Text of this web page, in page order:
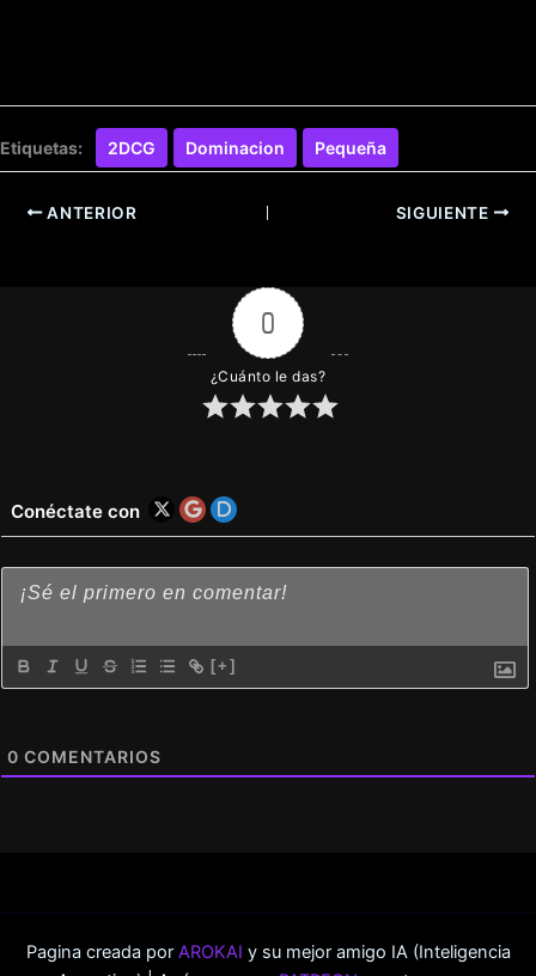
Etiquetas: 2DCG Dominacion Pequeña
ANTERIOR SIGUIENTE
0
¿Cuánto le das?
Conéctate con
[+]
0 COMENTARIOS
Pagina creada por AROKAI y su mejor amigo IA (Inteligencia